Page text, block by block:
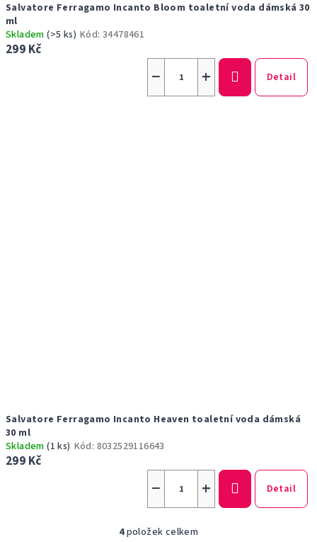
Salvatore Ferragamo Incanto Bloom toaletní voda dámská 30
ml
Skladem(>5 ks) Kód:34478461
299 Kč
+
− Detail
Salvatore Ferragamo Incanto Heaven toaletní voda dámská
30 ml
Skladem(1 ks) Kód: 8032529116643
299 Kč
+
− Detail
4položek celkem